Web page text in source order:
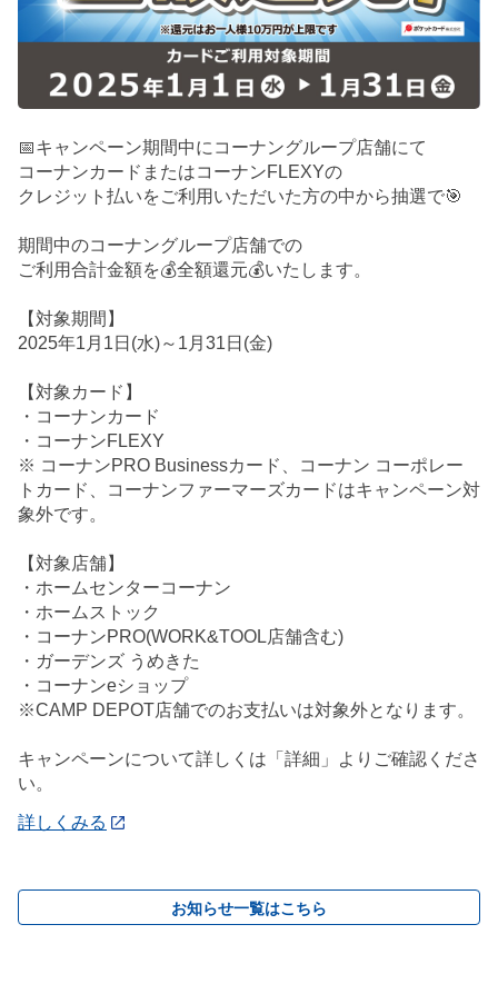
📅キャンペーン期間中にコーナングループ店舗にて
コーナンカードまたはコーナンFLEXYの
クレジット払いをご利用いただいた方の中から抽選で🎯
期間中のコーナングループ店舗での
ご利用合計金額を💰全額還元💰いたします。
【対象期間】
2025年1月1日(水)～1月31日(金)
【対象カード】
・コーナンカード
・コーナンFLEXY
※ コーナンPRO Businessカード、コーナン コーポレー
トカード、コーナンファーマーズカードはキャンペーン対
象外です。
【対象店舗】
・ホームセンターコーナン
・ホームストック
・コーナンPRO(WORK&TOOL店舗含む)
・ガーデンズ うめきた
・コーナンeショップ
※CAMP DEPOT店舗でのお支払いは対象外となります。
キャンペーンについて詳しくは「詳細」よりご確認くださ
い。
詳しくみる
お知らせ一覧はこちら